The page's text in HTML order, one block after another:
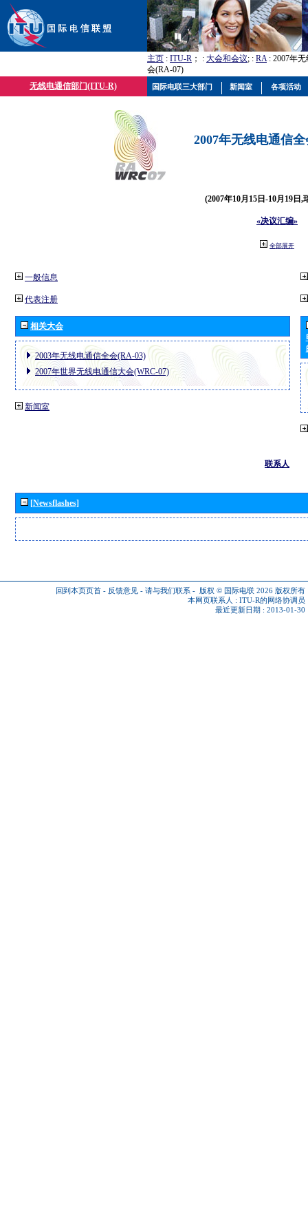
主页 : ITU-R ； : 大会和会议; : RA: 2007年
会(RA-07)
无线电通信部门(ITU-R)
2007年无线电通信
(2007年10月15日-10月19日,
«决议汇编»
全部展开
一般信息
代表注册
相关大会
2003年无线电通信全会(RA-03)
2007年世界无线电通信大会(WRC-07)
新闻室
联系人
[Newsflashes]
回到本页页首 - 反馈意见 - 请与我们联系 - 版权 © 国际电联 2026 版权所有
本网页联系人 : ITU-R的网络协调员
最近更新日期 : 2013-01-30
国际电联三大部门 新闻室 各项活动